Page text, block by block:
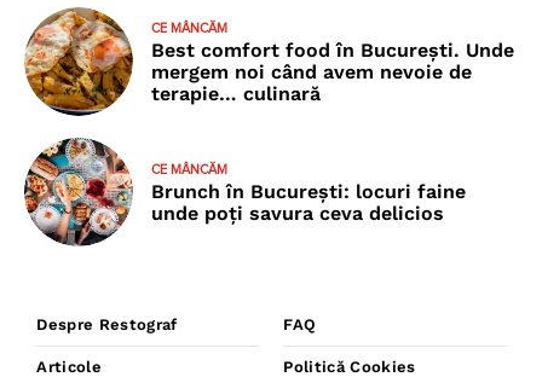
CE MÂNCĂM
Best comfort food în București. Unde
mergem noi când avem nevoie de
terapie… culinară
CE MÂNCĂM
Brunch în București: locuri faine
unde poţi savura ceva delicios
Despre Restograf
Articole
FAQ
Politică Cookies